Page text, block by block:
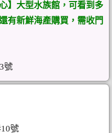
】大型水族館，可看到多
有新鮮海產購買，需收門
號
號